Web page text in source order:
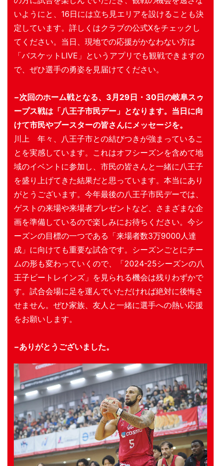
いようにと、16日には立ち見エリアを設けることも決
定しています。詳しくはクラブの公式Xをチェックし
てください。当日、現地での応援がかなわない方は
「バスケットLIVE」というアプリでも観戦できますの
で、ぜひ選手の勇姿を見届けてください。
−次回のホーム戦となる、3月29日・30日の岐阜スゥ
ープス戦は「八王子市民デー」となります。当日に向
けて市民やブースターの皆さんにメッセージを。
川上 年々、八王子市との結びつきが強まっているこ
とを実感しています。これはオフシーズンを含めて地
域のイベントに参加し、市民の皆さんと一緒に八王子
を盛り上げてきた結果だと思っています。本当にあり
がとうございます。今年最後の八王子市民デーでは、
ゲストの来場や来場者プレゼントなど、さまざまな企
画を準備しているので楽しみにお待ちください。今シ
ーズンの目標の一つである「来場者数3万9000人達
成」に向けても重要な試合です。シーズンごとにチー
ムの形も変わっていくので、「2024-25シーズンの八
王子ビートレインズ」を見られる機会は残りわずかで
す。試合会場に足を運んでいただければ絶対に後悔さ
せません。ぜひ家族、友人と一緒に選手への熱い応援
をお願いします。
−ありがとうございました。